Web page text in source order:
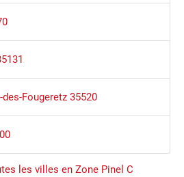
Fougeretz 35520
les villes en Zone Pinel C